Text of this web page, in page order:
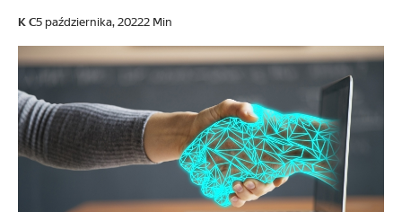
K C5 października, 20222 Min